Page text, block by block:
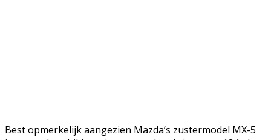
Best opmerkelijk aangezien Mazda’s zustermodel MX-5